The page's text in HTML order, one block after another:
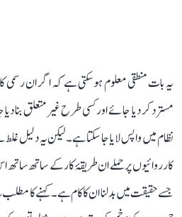
یہ بات منطقی معلوم ہو سکتی ہے کہ اگر ان رسمی
مسترد کر دیا جائے اور کسی طرح غیر متعلق بنا
نظام میں واپس لایا جا سکتا ہے۔ لیکن یہ دلیل
کارروائیوں پر حملے ان طریقۂ کار کے ساتھ ساتھ
جسے حقیقت میں بدلنا ان کا کام ہے۔ کہنے کا مطلب